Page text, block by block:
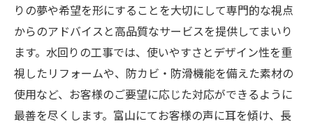
りの夢や希望を形にすることを大切にして専門的な視点
からのアドバイスと高品質なサービスを提供してまいり
ます。水回りの工事では、使いやすさとデザイン性を重
視したリフォームや、防カビ・防滑機能を備えた素材の
使用など、お客様のご要望に応じた対応ができるように
最善を尽くします。富山にてお客様の声に耳を傾け、長